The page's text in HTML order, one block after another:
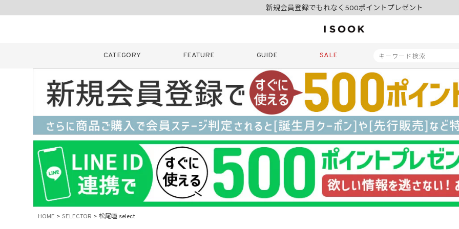
夏季休業日のご案内
10,000円以上ご購入で送料無料
夏季休業日のご案内
令和8年熊本地震の影響によるお荷物のお届けについて
CATEGORY FEATURE GUIDE SALE
キーワード 商品番号
販売タイプ
新着 再入荷
商品タイプ
ORIGINAL HIT
カラー 価格（税込）
HOME SELECTOR 松尾瞳 select